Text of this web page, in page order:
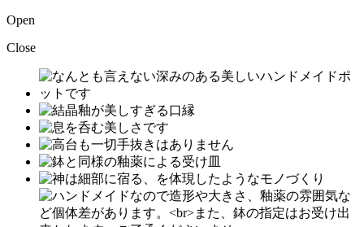
Open
Close